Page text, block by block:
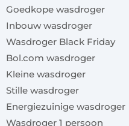
Goedkope wasdroger
Inbouw wasdroger
Wasdroger Black Friday
Bol.com wasdroger
Kleine wasdroger
Stille wasdroger
Energiezuinige wasdroger
Wasdroger 1 persoon